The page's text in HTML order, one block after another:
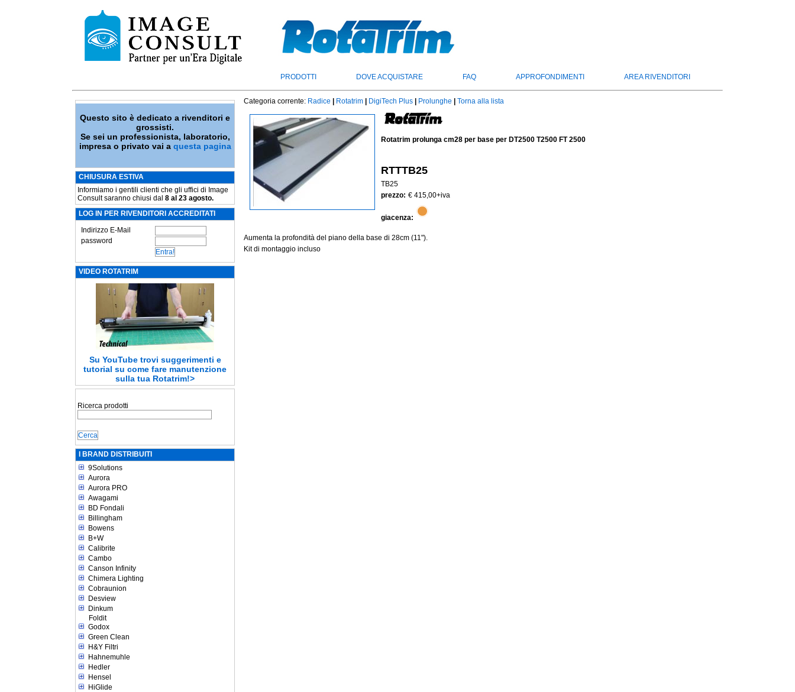
PRODOTTI DOVE ACQUISTARE FAQ APPROFONDIMENTI AREA RIVENDITORI
Questo sito è dedicato a rivenditori e
grossisti.
Se sei un professionista, laboratorio,
impresa o privato vai a questa pagina
CHIUSURA ESTIVA
Informiamo i gentili clienti che gli uffici di Image
Consult saranno chiusi dal 8 al 23 agosto.
LOG IN PER RIVENDITORI ACCREDITATI
Indirizzo E-Mail
password
VIDEO ROTATRIM
Su YouTube trovi suggerimenti e
tutorial su come fare manutenzione
sulla tua Rotatrim!>
Ricerca prodotti
I BRAND DISTRIBUITI
9Solutions
Aurora
Aurora PRO
Awagami
BD Fondali
Billingham
Bowens
B+W
Calibrite
Cambo
Canson Infinity
Chimera Lighting
Cobraunion
Desview
Dinkum
Foldit
Godox
Green Clean
H&Y Filtri
Hahnemuhle
Hedler
Hensel
HiGlide
Categoria corrente: Radice Rotatrim DigiTech Plus Prolunghe Torna alla lista
Rotatrim prolunga cm28 per base per DT2500 T2500 FT 2500
RTTTB25
TB25
prezzo: € 415,00+iva
giacenza:
Aumenta la profondità del piano della base di 28cm (11").
Kit di montaggio incluso